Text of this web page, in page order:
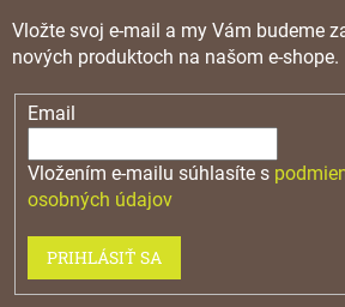
Vložte svoj e-mail a my Vám budeme
nových produktoch na našom e-shope.
Email
Vložením e-mailu súhlasíte s
osobných údajov
PRIHLÁSIŤ SA